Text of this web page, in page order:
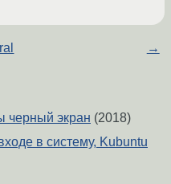
→
черный экран (2018)
в систему, Kubuntu